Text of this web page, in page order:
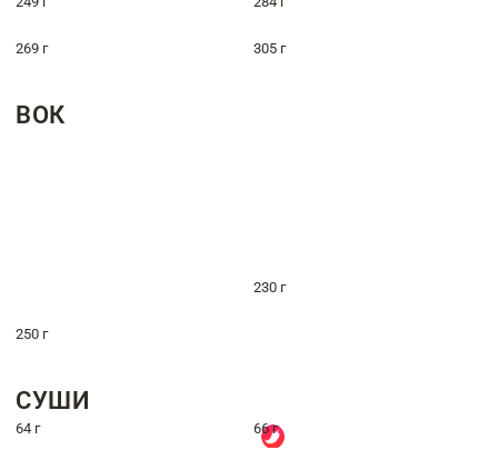
269 г 305 г
ВОК
230 г
250 г
СУШИ
64 г 66 г